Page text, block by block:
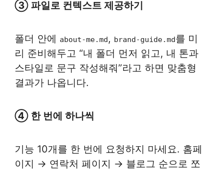
③ 파일로 컨텍스트 제공하기
폴더 안에 about-me.md, brand-guide.md를 미
리 준비해두고 “내 폴더 먼저 읽고, 내 톤과
스타일로 문구 작성해줘”라고 하면 맞춤형
결과가 나옵니다.
④ 한 번에 하나씩
기능 10개를 한 번에 요청하지 마세요. 홈페
이지 → 연락처 페이지 → 블로그 순으로 쪼